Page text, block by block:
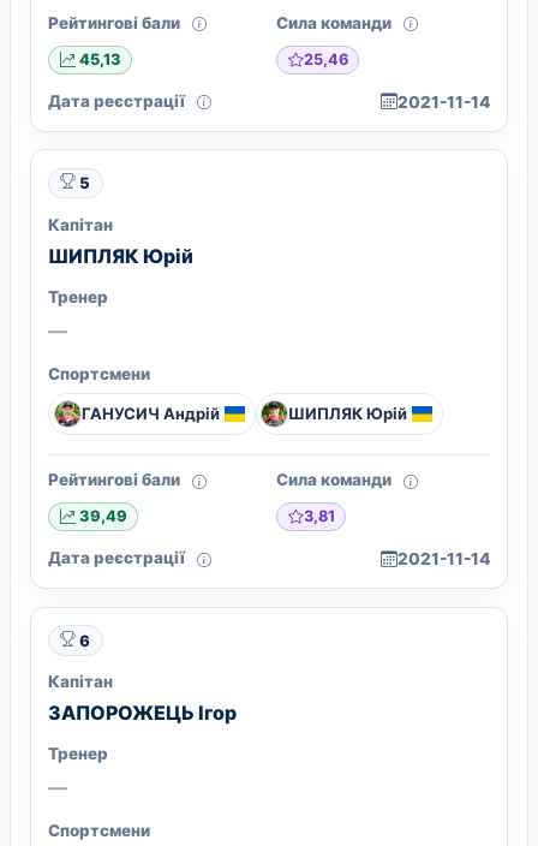
Рейтингові бали
45,13
Сила команди
25,46
Дата реєстрації 2021-11-14
5
Капітан
ШИПЛЯК Юрій
Тренер
—
Спортсмени
ГАНУСИЧ Андрій ШИПЛЯК Юрій
Рейтингові бали
39,49
Сила команди
3,81
Дата реєстрації 2021-11-14
6
Капітан
ЗАПОРОЖЕЦЬ Ігор
Тренер
—
Спортсмени